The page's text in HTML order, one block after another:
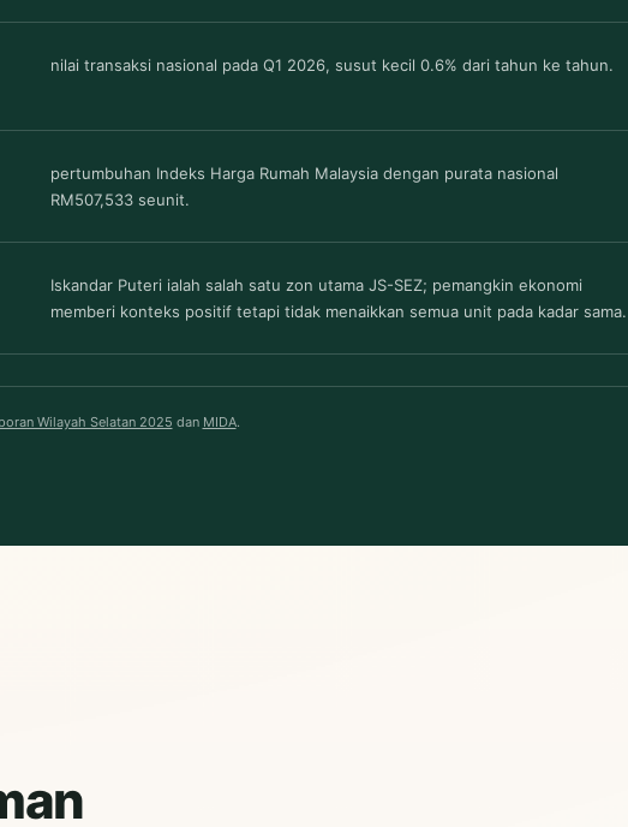
nilai transaksi nasional pada Q1 2026, susut kecil 0.6% dari tahun ke tahun.
pertumbuhan Indeks Harga Rumah Malaysia dengan purata nasional
RM507,533 seunit.
Iskandar Puteri ialah salah satu zon utama JS-SEZ; pemangkin ekonomi
memberi konteks positif tetapi tidak menaikkan semua unit pada kadar sama.
Wilayah Selatan 2025 dan MIDA.